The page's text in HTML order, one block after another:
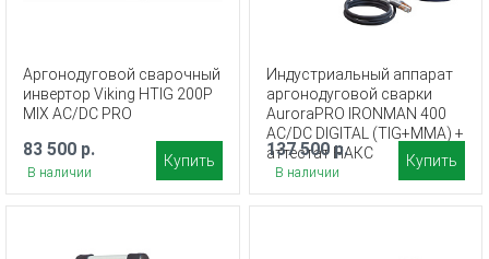
Аргонодуговой сварочный
инвертор Viking HTIG 200P
MIX AC/DC PRO
83 500 р.
В наличии
Купить
Индустриальный аппарат
аргонодуговой сварки
AuroraPRO IRONMAN 400
AC/DC DIGITAL (TIG+MMA) +
аттестат НАКС
137 500 р.
В наличии
Купить